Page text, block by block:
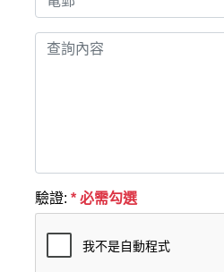
驗證: * 必需勾選